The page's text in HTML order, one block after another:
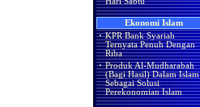
Ekonomi Islam
· KPR Bank Syariah
Ternyata Penuh Dengan
Riba
· Produk Al-Mudharabah
(Bagi Hasil) Dalam Islam
Sebagai Solusi
Perekonomian Islam